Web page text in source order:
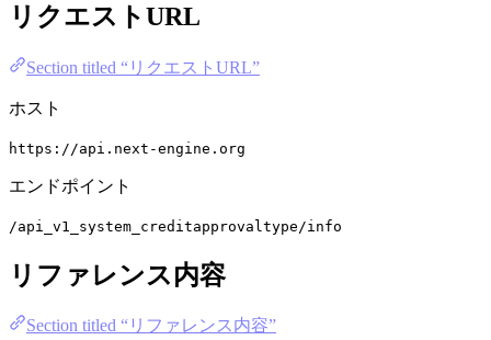
リクエストURL
Section titled “リクエストURL”
ホスト
https://api.next-engine.org
エンドポイント
/api_v1_system_creditapprovaltype/info
リファレンス内容
Section titled “リファレンス内容”